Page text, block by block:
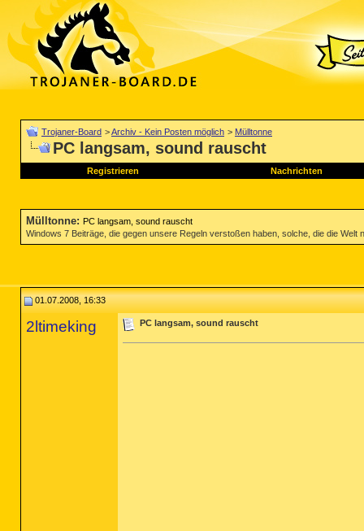
Trojaner-Board >Archiv - Kein Posten möglich > Mülltonne
PC langsam, sound rauscht
Registrieren Nachrichten
Mülltonne: PC langsam, sound rauscht
Windows 7 Beiträge, die gegen unsere Regeln verstoßen haben, solche, die die
01.07.2008, 16:33
2ltimeking PC langsam, sound rauscht